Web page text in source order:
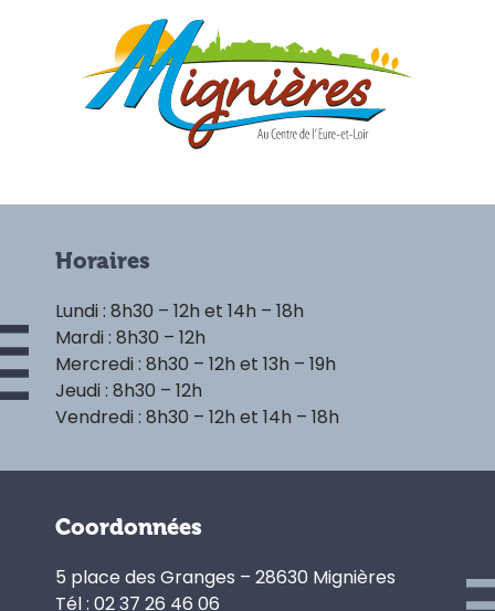
Horaires
Lundi : 8h30 – 12h et 14h – 18h
Mardi : 8h30 – 12h
Mercredi : 8h30 – 12h et 13h – 19h
Jeudi : 8h30 – 12h
Vendredi : 8h30 – 12h et 14h – 18h
Coordonnées
5 place des Granges – 28630 Mignières
Tél : 02 37 26 46 06